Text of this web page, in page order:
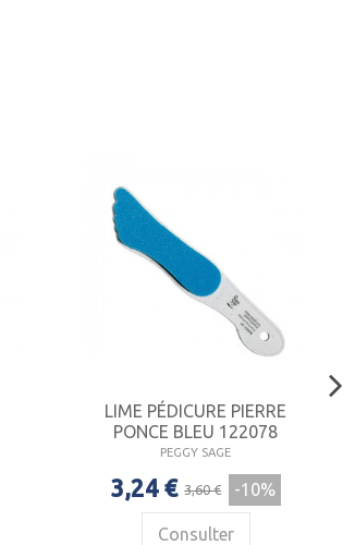
LIME PÉDICURE PIERRE
PONCE BLEU 122078
PEGGY SAGE
3,24 € 3,60 € -10%
Consulter